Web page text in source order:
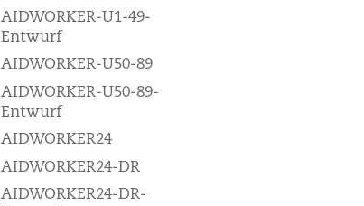
AIDWORKER-U1-49-
Entwurf
AIDWORKER-U50-89
AIDWORKER-U50-89-
Entwurf
AIDWORKER24
AIDWORKER24-DR
AIDWORKER24-DR-